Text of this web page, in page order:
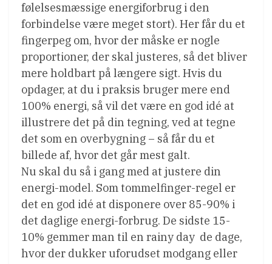
følelsesmæssige energiforbrug i den
forbindelse være meget stort). Her får du et
fingerpeg om, hvor der måske er nogle
proportioner, der skal justeres, så det bliver
mere holdbart på længere sigt. Hvis du
opdager, at du i praksis bruger mere end
100% energi, så vil det være en god idé at
illustrere det på din tegning, ved at tegne
det som en overbygning – så får du et
billede af, hvor det går mest galt.
Nu skal du så i gang med at justere din
energi-model. Som tommelfinger-regel er
det en god idé at disponere over 85-90% i
det daglige energi-forbrug. De sidste 15-
10% gemmer man til en rainy day  de dage,
hvor der dukker uforudset modgang eller